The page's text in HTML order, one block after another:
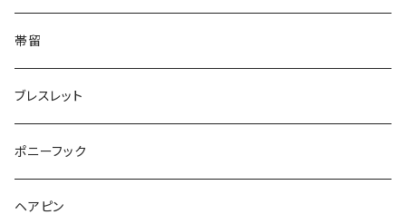
てんとう虫
pattern
Square
Bubble
Animal
鳥
Triangle
食品
パンダ
Pattern
マーメイド
雲
月
クジラ
くま
house
bag
フルーツ
さくらんぼ
てんとう虫
Pattern
ガラス
カメラ
リボン
animal
lip
フルーツ
パン
帯留
ブレスレット
ポニーフック
ヘアピン